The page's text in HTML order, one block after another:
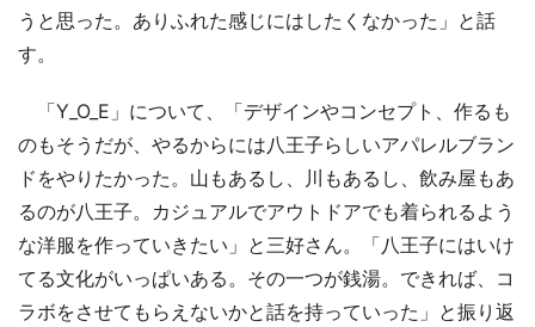
うと思った。ありふれた感じにはしたくなかった」と話
す。
「Y_O_E」について、「デザインやコンセプト、作るも
のもそうだが、やるからには八王子らしいアパレルブラン
ドをやりたかった。山もあるし、川もあるし、飲み屋もあ
るのが八王子。カジュアルでアウトドアでも着られるよう
な洋服を作っていきたい」と三好さん。「八王子にはいけ
てる文化がいっぱいある。その一つが銭湯。できれば、コ
ラボをさせてもらえないかと話を持っていった」と振り返